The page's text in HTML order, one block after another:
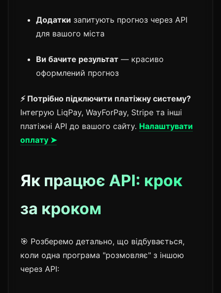
Додатки запитують прогноз через API
для вашого міста
Ви бачите результат — красиво
оформлений прогноз
⚡ Потрібно підключити платіжну систему?
Інтегрую LiqPay, WayForPay, Stripe та інші
платіжні API до вашого сайту. Налаштувати
оплату ➤
Як працює API: крок
за кроком
🎯 Розберемо детально, що відбувається,
коли одна програма "розмовляє" з іншою
через API: